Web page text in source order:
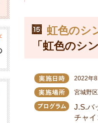
15
虹色のシ
「虹色のシ
2022年
宮城野
J.S.バ
チャ
こどもたちのためのコ
ウィーン・フィル＆サ